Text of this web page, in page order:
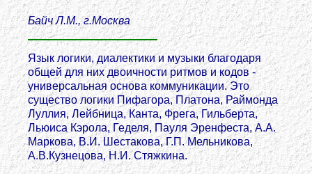
Байч Л.М., г.Москва
Язык логики, диалектики и музыки благодаря
общей для них двоичности ритмов и кодов -
универсальная основа коммуникации. Это
существо логики Пифагора, Платона, Раймонда
Луллия, Лейбница, Канта, Фрега, Гильберта,
Льюиса Кэрола, Геделя, Пауля Эренфеста, А.А.
Маркова, В.И. Шестакова, Г.П. Мельникова,
А.В.Кузнецова, Н.И. Стяжкина.